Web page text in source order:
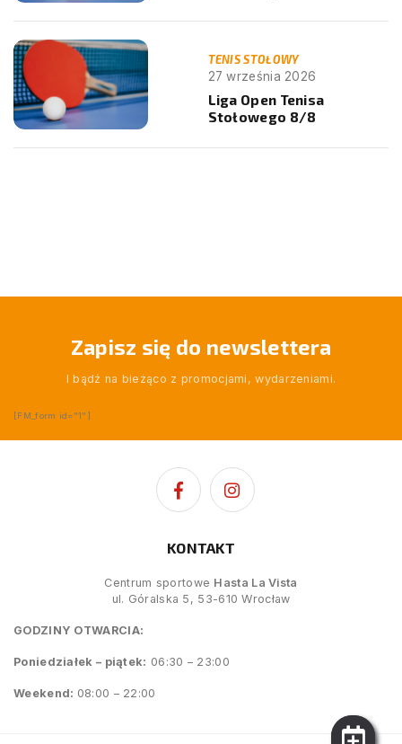
TENIS STOŁOWY
27 września 2026
Liga Open Tenisa
Stołowego 8/8
Zapisz się do newslettera
I bądź na bieżąco z promocjami, wydarzeniami.
[FM_form id="1"]
KONTAKT
Centrum sportowe Hasta La Vista
ul. Góralska 5, 53-610 Wrocław
GODZINY OTWARCIA:
Poniedziałek – piątek: 06:30 – 23:00
Weekend: 08:00 – 22:00